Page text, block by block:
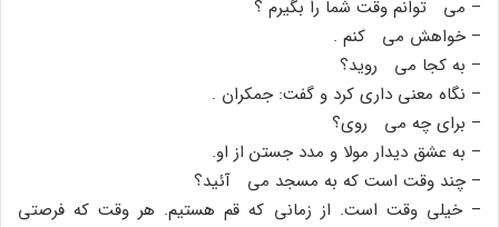
– مى توانم وقت شما را بگیرم ؟
– خواهش مى کنم .
– به کجا مى روید؟
– نگاه معنى دارى کرد و گفت: جمکران .
– براى چه مى روى؟
– به عشق دیدار مولا و مدد جستن از او.
– چند وقت است که به مسجد مى آئید؟
– خیلى وقت است. از زمانى که قم هستیم. هر وقت که فرصتى